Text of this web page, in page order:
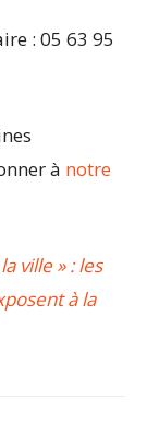
: 05 63 95
à notre
ville » : les
à la